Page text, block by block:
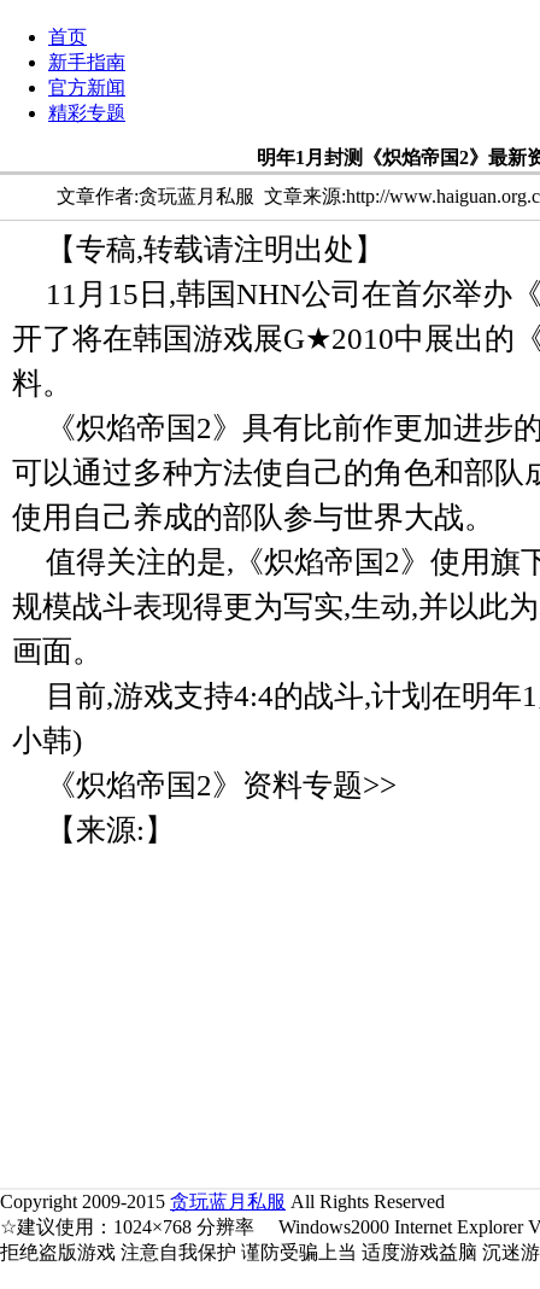
首页
新手指南
官方新闻
精彩专题
明年1月封测《炽焰帝国2》最新
文章作者:贪玩蓝月私服 文章来源:http://
【专稿,转载请注明出处】
11月15日,韩国NHN公司在首尔举办
开了将在韩国游戏展G★2010中展出的
料。
《炽焰帝国2》具有比前作更加进步
可以通过多种方法使自己的角色和部队
使用自己养成的部队参与世界大战。
值得关注的是,《炽焰帝国2》使用旗
规模战斗表现得更为写实,生动,并以此
画面。
目前,游戏支持4:4的战斗,计划在明年
小韩)
《炽焰帝国2》资料专题>>
【来源:】
Copyright 2009-2015 贪玩蓝月私服 All Rights Reserved
☆建议使用：1024×768 分辨率 Windows2000 Internet Explorer
拒绝盗版游戏 注意自我保护 谨防受骗上当 适度游戏益脑 沉迷